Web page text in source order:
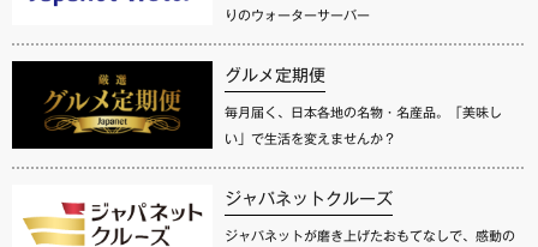
りのウォーターサーバー
グルメ定期便
毎月届く、日本各地の名物・名産品。「美味し
い」で生活を変えませんか？
ジャパネットクルーズ
ジャパネットが磨き上げたおもてなしで、感動の